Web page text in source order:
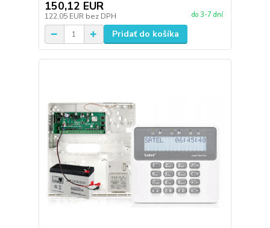
150,12 EUR
122,05 EUR bez DPH do 3-7 dní
Pridať do košíka